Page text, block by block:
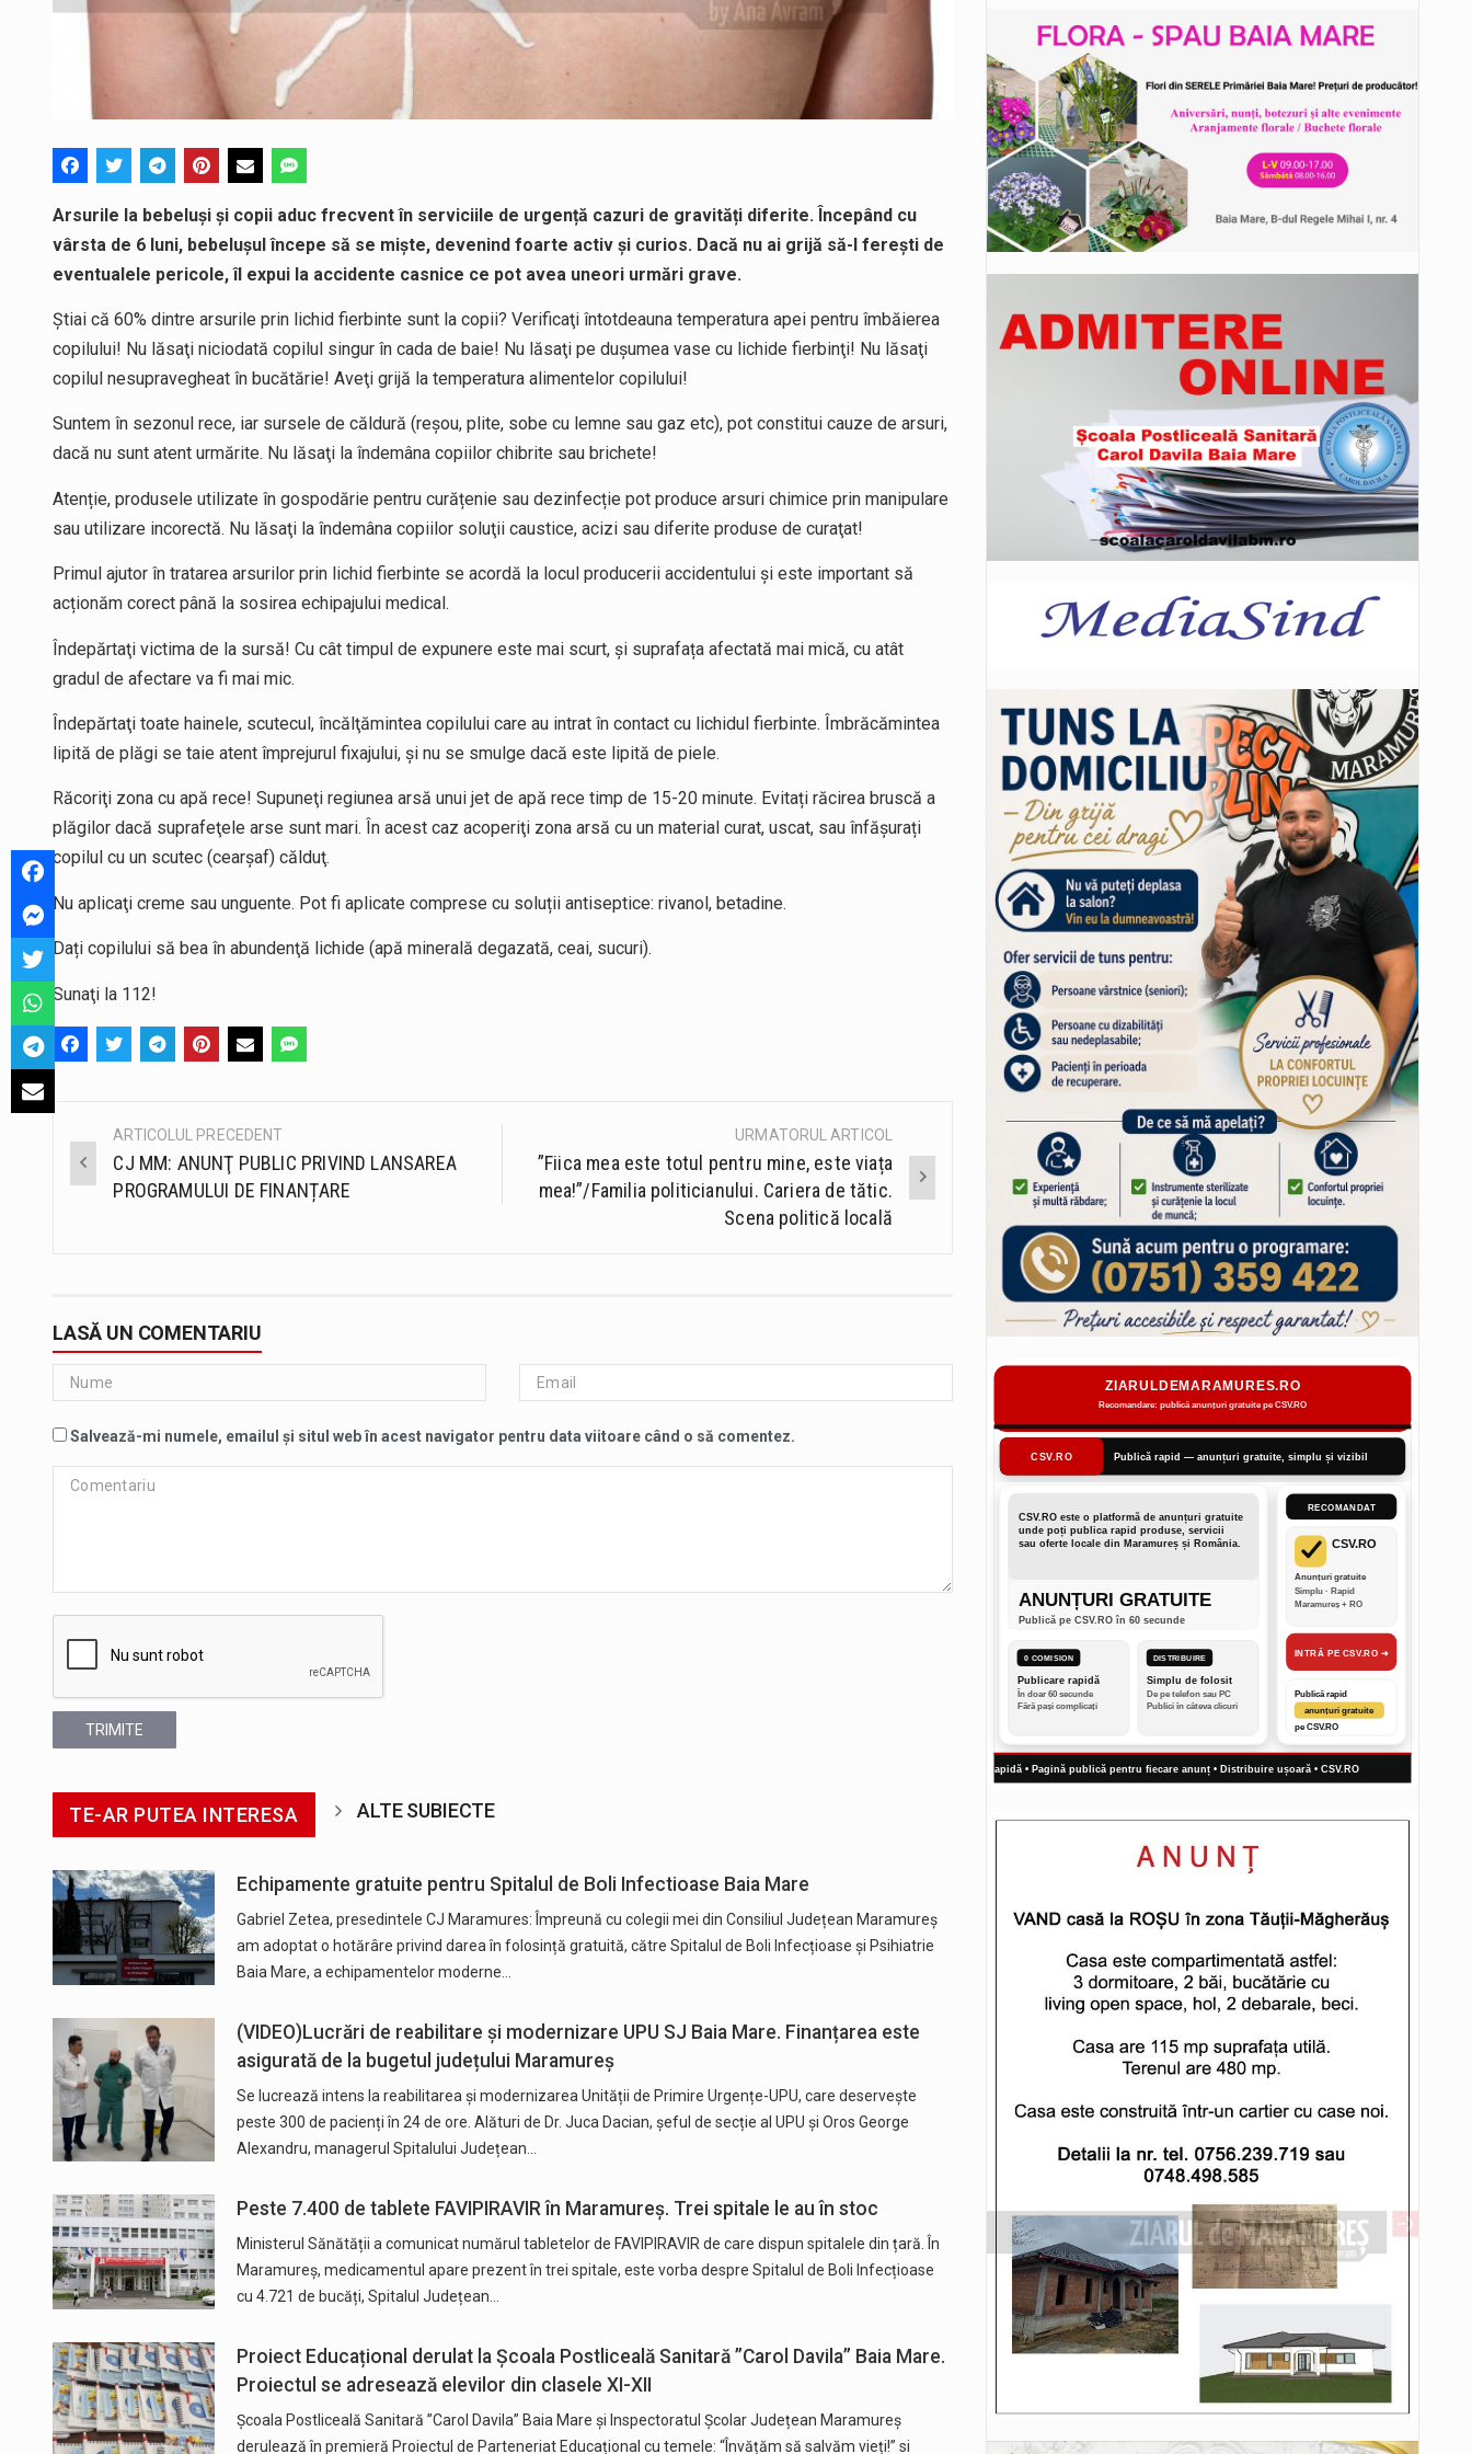
Arsurile la bebeluși și copii aduc frecvent în serviciile de urgență cazuri de gravități diferite. Începând cu
vârsta de 6 luni, bebelușul începe să se miște, devenind foarte activ și curios. Dacă nu ai grijă să-l ferești de
eventualele pericole, îl expui la accidente casnice ce pot avea uneori urmări grave.
Ştiai că 60% dintre arsurile prin lichid fierbinte sunt la copii? Verificaţi întotdeauna temperatura apei pentru îmbăierea
copilului! Nu lăsaţi niciodată copilul singur în cada de baie! Nu lăsaţi pe duşumea vase cu lichide fierbinţi! Nu lăsaţi
copilul nesupravegheat în bucătărie! Aveţi grijă la temperatura alimentelor copilului!
Suntem în sezonul rece, iar sursele de căldură (reșou, plite, sobe cu lemne sau gaz etc), pot constitui cauze de arsuri,
dacă nu sunt atent urmărite. Nu lăsaţi la îndemâna copiilor chibrite sau brichete!
Atenție, produsele utilizate în gospodărie pentru curățenie sau dezinfecție pot produce arsuri chimice prin manipulare
sau utilizare incorectă. Nu lăsaţi la îndemâna copiilor soluţii caustice, acizi sau diferite produse de curaţat!
Primul ajutor în tratarea arsurilor prin lichid fierbinte se acordă la locul producerii accidentului și este important să
acționăm corect până la sosirea echipajului medical.
Îndepărtaţi victima de la sursă! Cu cât timpul de expunere este mai scurt, și suprafața afectată mai mică, cu atât
gradul de afectare va fi mai mic.
Îndepărtaţi toate hainele, scutecul, încălţămintea copilului care au intrat în contact cu lichidul fierbinte. Îmbrăcămintea
lipită de plăgi se taie atent împrejurul fixajului, și nu se smulge dacă este lipită de piele.
Răcoriţi zona cu apă rece! Supuneţi regiunea arsă unui jet de apă rece timp de 15-20 minute. Evitați răcirea bruscă a
plăgilor dacă suprafeţele arse sunt mari. În acest caz acoperiţi zona arsă cu un material curat, uscat, sau înfăşurați
copilul cu un scutec (cearşaf) călduţ.
Nu aplicaţi creme sau unguente. Pot fi aplicate comprese cu soluții antiseptice: rivanol, betadine.
Dați copilului să bea în abundenţă lichide (apă minerală degazată, ceai, sucuri).
Sunaţi la 112!
Post
navigation
ARTICOLUL PRECEDENT
CJ MM: ANUNŢ PUBLIC PRIVIND LANSAREA
PROGRAMULUI DE FINANȚARE
URMATORUL ARTICOL
”Fiica mea este totul pentru mine, este viața
mea!”/Familia politicianului. Cariera de tătic.
Scena politică locală
LASĂ UN COMENTARIU
Salvează-mi numele, emailul și situl web în acest navigator pentru data viitoare când o să comentez.
TRIMITE
TE-AR PUTEA INTERESA ALTE SUBIECTE
Echipamente gratuite pentru Spitalul de Boli Infectioase Baia Mare
Gabriel Zetea, presedintele CJ Maramures: Împreună cu colegii mei din Consiliul Județean Maramureș
am adoptat o hotărâre privind darea în folosință gratuită, către Spitalul de Boli Infecțioase și Psihiatrie
Baia Mare, a echipamentelor moderne…
(VIDEO)Lucrări de reabilitare și modernizare UPU SJ Baia Mare. Finanțarea este
asigurată de la bugetul județului Maramureș
Se lucrează intens la reabilitarea și modernizarea Unității de Primire Urgențe-UPU, care deservește
peste 300 de pacienți în 24 de ore. Alături de Dr. Juca Dacian, șeful de secție al UPU și Oros George
Alexandru, managerul Spitalului Județean…
Peste 7.400 de tablete FAVIPIRAVIR în Maramureș. Trei spitale le au în stoc
Ministerul Sănătății a comunicat numărul tabletelor de FAVIPIRAVIR de care dispun spitalele din țară. În
Maramureș, medicamentul apare prezent în trei spitale, este vorba despre Spitalul de Boli Infecțioase
cu 4.721 de bucăți, Spitalul Județean…
Proiect Educațional derulat la Școala Postliceală Sanitară ”Carol Davila” Baia Mare.
Proiectul se adresează elevilor din clasele XI-XII
Școala Postliceală Sanitară ”Carol Davila” Baia Mare și Inspectoratul Școlar Județean Maramureș
derulează în premieră Proiectul de Parteneriat Educațional cu temele: “Învățăm să salvăm vieți!” si